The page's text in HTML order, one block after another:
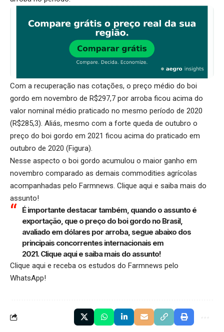
Com a recuperação nas cotações, o preço médio do boi
gordo em novembro de R$297,7 por arroba ficou acima do
valor nominal médio praticado no mesmo período de 2020
(R$285,3). Aliás, mesmo com a forte queda de outubro o
preço do boi gordo em 2021 ficou acima do praticado em
outubro de 2020 (Figura).
Nesse aspecto o boi gordo acumulou o maior ganho em
novembro comparado as demais commodities agrícolas
acompanhadas pelo Farmnews. Clique aqui e saiba mais do
assunto!
É importante destacar também, quando o assunto é
exportação, que o preço do boi gordo no Brasil,
avaliado em dólares por arroba, segue abaixo dos
principais concorrentes internacionais em
2021.Clique aquie saiba mais do assunto!
Clique aqui e receba os estudos do Farmnews pelo
WhatsApp!